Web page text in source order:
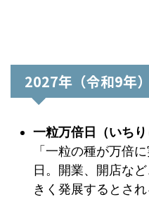
2027年（令和9年
一粒万倍日（いちり
「一粒の種が万倍
日。開業、開店な
きく発展するとさ